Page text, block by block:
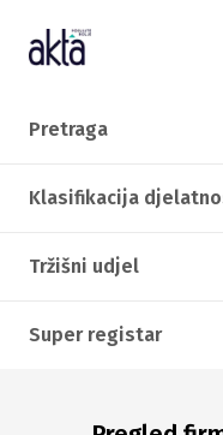
Pretraga
Klasifikacija
Tržišni udjel
Super registar